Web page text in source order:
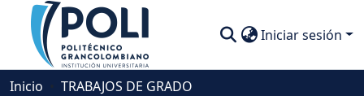
Iniciar sesión
Comunidades
Inicio
TRABAJOS DE GRADO